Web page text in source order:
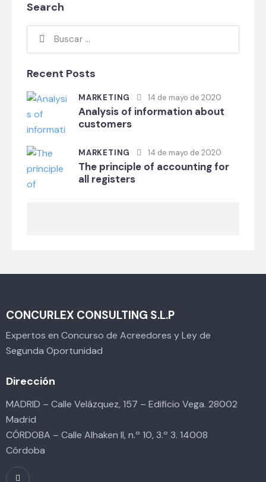
Search
Recent Posts
MARKETING 14 de mayo de 2020
Analysis of information about
customers
MARKETING 14 de mayo de 2020
The principle of accounting for
all registers
CONCURLEX CONSULTING S.L.P
Expertos en Concurso de Acreedores y Ley de
Segunda Oportunidad
Dirección
MADRID – Calle Velázquez, 157 – Edificio Vega. 28002
Madrid
CÓRDOBA – Calle Alhaken II, n.º 10, 3.º 3. 14008
Córdoba